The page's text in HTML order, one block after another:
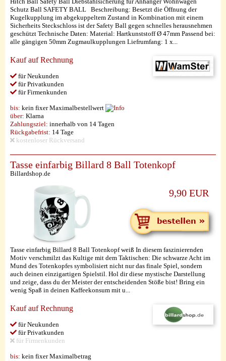
Schutz Ball SAFETY BALL Beschreibung: Besetzt die Öffnung der
Kugelkupplung im abgekuppeltem Zustand in Kombination mit einem
Sicherheits Steckschloss ist der Safety Ball gegen schnelles herausnehmen
geschützt Technische Daten: Material: Hartkunststoff Ø 47mm Passend bei:
alle gängigen 50mm Zugmaulkupplungen Liefrumfang: 1 x...
Kauf auf Rechnung
für Neukunden
für Privatkunden
für Firmenkunden
bis: kein fixer Maximalbestellwert
über: Klarna
Zahlungsziel: innerhalb von 14 Tagen
Rückgabefrist: 14 Tage
kostenloser Rückversand
Tasse einfarbig Billard 8 Ball Totenkopf
Billardshop.de
9,90 EUR
Tasse einfarbig Billard 8 Ball Totenkopf weiß In diesem faszinierenden
Motiv verschmilzt das Kultige mit dem Taktischen: Die schwarze Acht im
Mund des Totenkopfes symbolisiert nicht nur das finale Spiel, sondern
auch deinen einzigartigen Spielstil. Hol dir diese mystische Darstellung
und zeige, dass du der Meister der entscheidenden Stöße bist! Bring ein
wenig Spaß in deinen Kaffeekonsum mit u...
Kauf auf Rechnung
für Neukunden
für Privatkunden
für Firmenkunden
bis: kein fixer Maximalbetrag